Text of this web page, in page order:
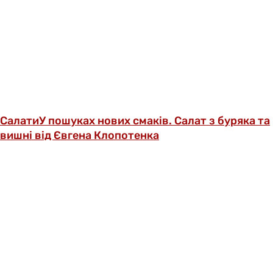
СалатиУ пошуках нових смаків. Салат з буряка та
вишні від Євгена Клопотенка